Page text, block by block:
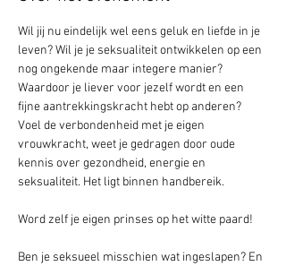
Wil jij nu eindelijk wel eens geluk en liefde in je
leven? Wil je je seksualiteit ontwikkelen op een
nog ongekende maar integere manier?
Waardoor je liever voor jezelf wordt en een
fijne aantrekkingskracht hebt op anderen?
Voel de verbondenheid met je eigen
vrouwkracht, weet je gedragen door oude
kennis over gezondheid, energie en
seksualiteit. Het ligt binnen handbereik.
Ben je seksueel misschien wat ingeslapen? En